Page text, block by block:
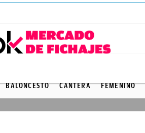
BALONCESTO CANTERA FEMENINO